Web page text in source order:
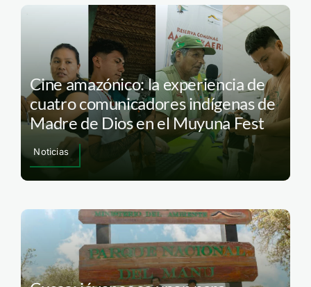
Cine amazónico: la experiencia de
cuatro comunicadores indígenas de
Madre de Dios en el Muyuna Fest
Noticias